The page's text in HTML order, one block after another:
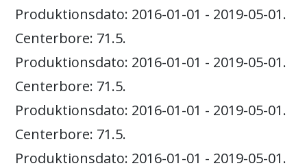
Produktionsdato: 2016-01-01 - 2019-05-01.
Centerbore: 71.5.
Produktionsdato: 2016-01-01 - 2019-05-01.
Centerbore: 71.5.
Produktionsdato: 2016-01-01 - 2019-05-01.
Centerbore: 71.5.
Produktionsdato: 2016-01-01 - 2019-05-01.